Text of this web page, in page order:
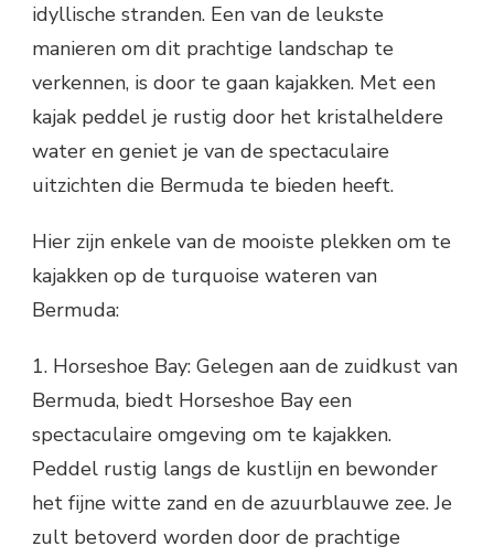
idyllische stranden. Een van de leukste
manieren om dit prachtige landschap te
verkennen, is door te gaan kajakken. Met een
kajak peddel je rustig door het kristalheldere
water en geniet je van de spectaculaire
uitzichten die Bermuda te bieden heeft.
Hier zijn enkele van de mooiste plekken om te
kajakken op de turquoise wateren van
Bermuda:
1. Horseshoe Bay: Gelegen aan de zuidkust van
Bermuda, biedt Horseshoe Bay een
spectaculaire omgeving om te kajakken.
Peddel rustig langs de kustlijn en bewonder
het fijne witte zand en de azuurblauwe zee. Je
zult betoverd worden door de prachtige